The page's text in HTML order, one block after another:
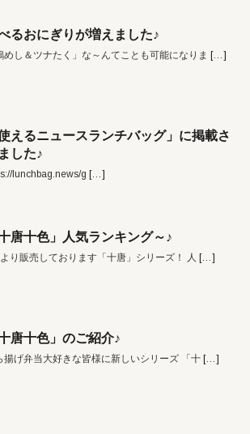
るおにぎりが増えました♪
めし＆ツナたく」な～んてことも可能になりま […]
使えるニュースランチバッグ」に掲載さ
した♪
lunchbag.news/g […]
十唐十色」人気ランキング～♪
り販売しております「十唐」シリーズ！ 人 […]
十唐十色」のご紹介♪
揚げ弁当大好きな皆様に新しいシリーズ 「十 […]